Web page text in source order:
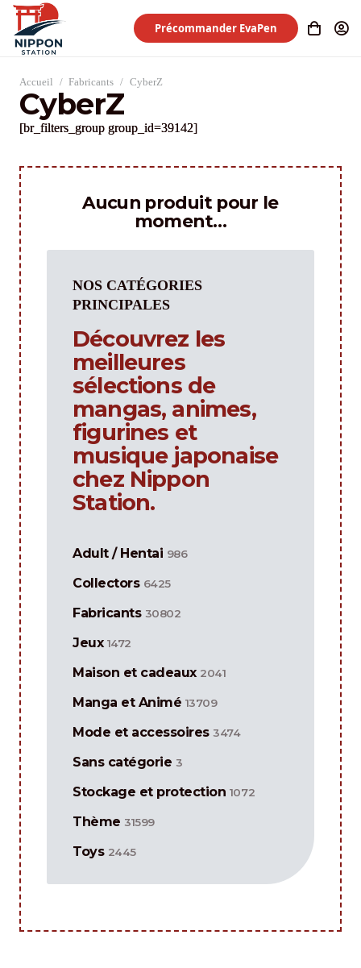
Précommander EvaPen
Accueil / Fabricants / CyberZ
CyberZ
[br_filters_group group_id=39142]
Aucun produit pour le
moment…
NOS CATÉGORIES
PRINCIPALES
Découvrez les
meilleures
sélections de
mangas, animes,
figurines et
musique japonaise
chez Nippon
Station.
Adult / Hentai 986
Collectors 6425
Fabricants 30802
Jeux 1472
Maison et cadeaux 2041
Manga et Animé 13709
Mode et accessoires 3474
Sans catégorie 3
Stockage et protection 1072
Thème 31599
Toys 2445